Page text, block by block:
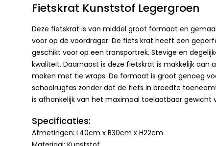
Fietskrat Kunststof Legergroen
Deze fietskrat is van middel groot formaat en
voor op de voordrager. De fiets krat heeft een
geschikt voor op een transportrek. Stevige en
kwaliteit. Daarnaast is deze fietskrat is makkelijk aan
maken met tie wraps. De formaat is groot genoeg
schoolrugtas zonder dat de fiets in breedte
is afhankelijk van het maximaal toelaatbaar gewicht
Specificaties:
Afmetingen: L40cm x B30cm x H22cm